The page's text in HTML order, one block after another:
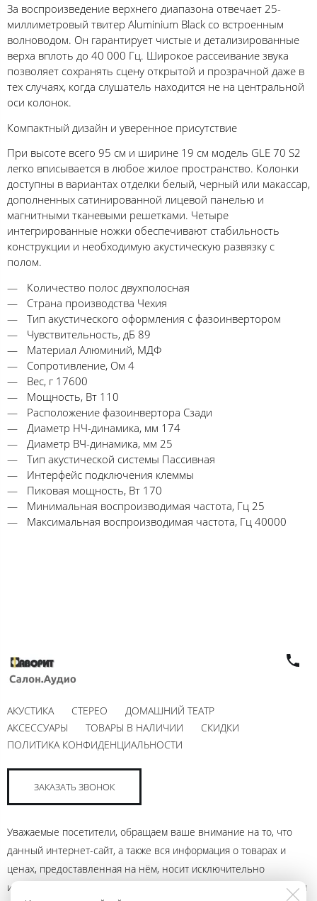
За воспроизведение верхнего диапазона отвечает 25-
миллиметровый твитер Aluminium Black со встроенным
волноводом. Он гарантирует чистые и детализированные
верха вплоть до 40 000 Гц. Широкое рассеивание звука
позволяет сохранять сцену открытой и прозрачной даже в
тех случаях, когда слушатель находится не на центральной
оси колонок.
Компактный дизайн и уверенное присутствие
При высоте всего 95 см и ширине 19 см модель GLE 70 S2
легко вписывается в любое жилое пространство. Колонки
доступны в вариантах отделки белый, черный или макассар,
дополненных сатинированной лицевой панелью и
магнитными тканевыми решетками. Четыре
интегрированные ножки обеспечивают стабильность
конструкции и необходимую акустическую развязку с
полом.
Количество полос двухполосная
Страна производства Чехия
Тип акустического оформления с фазоинвертором
Чувствительность, дБ 89
Материал Алюминий, МДФ
Сопротивление, Ом 4
Вес, г 17600
Мощность, Вт 110
Расположение фазоинвертора Сзади
Диаметр НЧ-динамика, мм 174
Диаметр ВЧ-динамика, мм 25
Тип акустической системы Пассивная
Интерфейс подключения клеммы
Пиковая мощность, Вт 170
Минимальная воспроизводимая частота, Гц 25
Максимальная воспроизводимая частота, Гц 40000
АКУСТИКА СТЕРЕО
ДОМАШНИЙ ТЕАТР
АКСЕССУАРЫ
ТОВАРЫ В НАЛИЧИИ
СКИДКИ
ПОЛИТИКА КОНФИДЕНЦИАЛЬНОСТИ
ЗАКАЗАТЬ ЗВОНОК
Уважаемые посетители, обращаем ваше внимание на то, что
данный интернет-сайт, а также вся информация о товарах и
ценах, предоставленная на нём, носит исключительно
информационный характер и ни при каких условиях не является